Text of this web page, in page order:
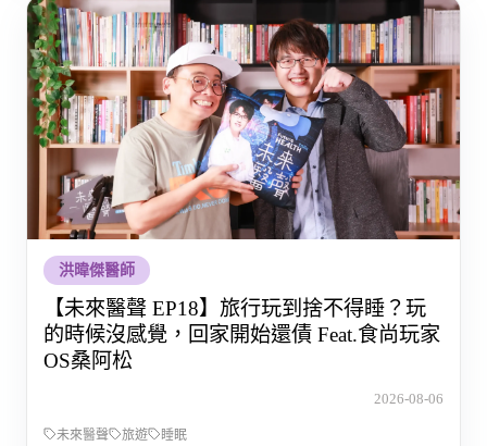
洪暐傑醫師
【未來醫聲 EP18】旅行玩到捨不得睡？玩
的時候沒感覺，回家開始還債 Feat.食尚玩家
OS桑阿松
2026-08-06
未來醫聲 旅遊 睡眠